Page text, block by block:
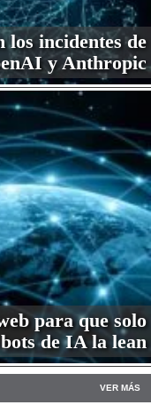
incidentes de
y Anthropic
para que solo
de IA la lean
VER MÁS